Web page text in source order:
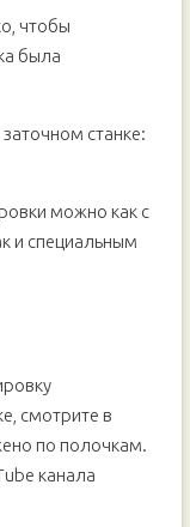
чтобы
была
можно как с
и специальным
смотрите в
по полочкам.
канала